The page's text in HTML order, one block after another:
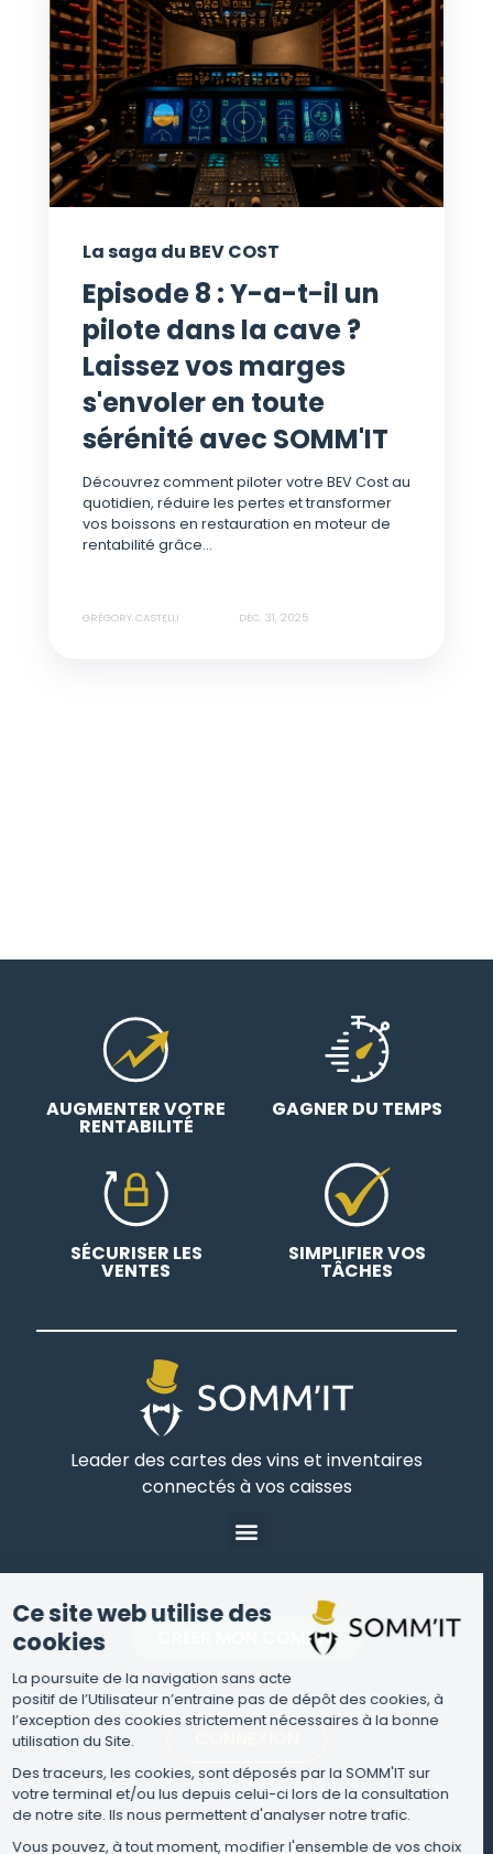
La saga du BEV COST
Episode 8 : Y-a-t-il un
pilote dans la cave ?
Laissez vos marges
s'envoler en toute
sérénité avec SOMM'IT
Découvrez comment piloter votre BEV Cost au
quotidien, réduire les pertes et transformer
vos boissons en restauration en moteur de
rentabilité grâce...
GRÉGORY CASTELLI DÉC. 31, 2025
AUGMENTER VOTRE
RENTABILITÉ
GAGNER DU TEMPS
SÉCURISER LES
VENTES
SIMPLIFIER VOS
TÂCHES
Leader des cartes des vins et inventaires
connectés à vos caisses
CRÉER MON COMPTE
Ce site web utilise des
cookies
La poursuite de la navigation sans acte
positif de l’Utilisateur n’entraine pas de dépôt des cookies, à
l’exception des cookies strictement nécessaires à la bonne
utilisation du Site.
Des traceurs, les cookies, sont déposés par la SOMM'IT sur
votre terminal et/ou lus depuis celui-ci lors de la consultation
de notre site. Ils nous permettent d'analyser notre trafic.
Vous pouvez, à tout moment, modifier l'ensemble de vos choix